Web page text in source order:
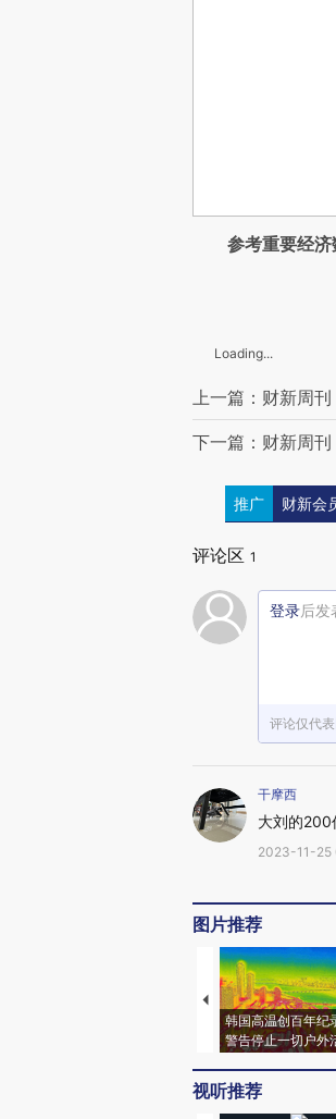
参考重要经
Loading...
上一篇：财新周刊
下一篇：财新周
推广 财新会
评论区 1
登录后发
评论仅代
干摩西
大刘的200
2023-11-25
图片推荐
韩国高温创百年纪
警告停止一切户外
视听推荐